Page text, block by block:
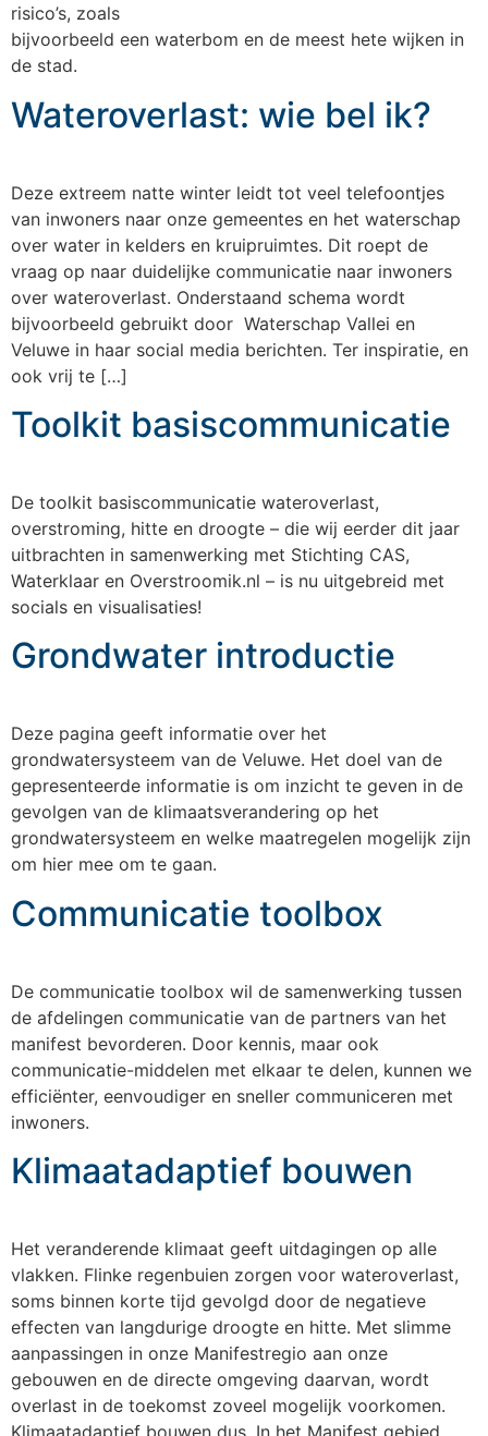
risico’s, zoals
bijvoorbeeld een waterbom en de meest hete wijken in
de stad.
Wateroverlast: wie bel ik?
Deze extreem natte winter leidt tot veel telefoontjes
van inwoners naar onze gemeentes en het waterschap
over water in kelders en kruipruimtes. Dit roept de
vraag op naar duidelijke communicatie naar inwoners
over wateroverlast. Onderstaand schema wordt
bijvoorbeeld gebruikt door Waterschap Vallei en
Veluwe in haar social media berichten. Ter inspiratie, en
ook vrij te […]
Toolkit basiscommunicatie
De toolkit basiscommunicatie wateroverlast,
overstroming, hitte en droogte – die wij eerder dit jaar
uitbrachten in samenwerking met Stichting CAS,
Waterklaar en Overstroomik.nl – is nu uitgebreid met
socials en visualisaties!
Grondwater introductie
Deze pagina geeft informatie over het
grondwatersysteem van de Veluwe. Het doel van de
gepresenteerde informatie is om inzicht te geven in de
gevolgen van de klimaatsverandering op het
grondwatersysteem en welke maatregelen mogelijk zijn
om hier mee om te gaan.
Communicatie toolbox
De communicatie toolbox wil de samenwerking tussen
de afdelingen communicatie van de partners van het
manifest bevorderen. Door kennis, maar ook
communicatie-middelen met elkaar te delen, kunnen we
efficiënter, eenvoudiger en sneller communiceren met
inwoners.
Klimaatadaptief bouwen
Het veranderende klimaat geeft uitdagingen op alle
vlakken. Flinke regenbuien zorgen voor wateroverlast,
soms binnen korte tijd gevolgd door de negatieve
effecten van langdurige droogte en hitte. Met slimme
aanpassingen in onze Manifestregio aan onze
gebouwen en de directe omgeving daarvan, wordt
overlast in de toekomst zoveel mogelijk voorkomen.